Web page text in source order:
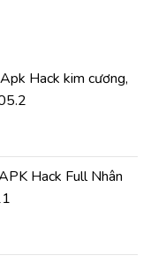
Hack kim cương,
Hack Full Nhân